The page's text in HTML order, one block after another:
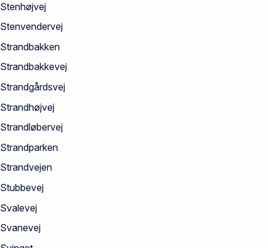
Stenhøjvej
Stenvendervej
Strandbakken
Strandbakkevej
Strandgårdsvej
Strandhøjvej
Strandløbervej
Strandparken
Strandvejen
Stubbevej
Svalevej
Svanevej